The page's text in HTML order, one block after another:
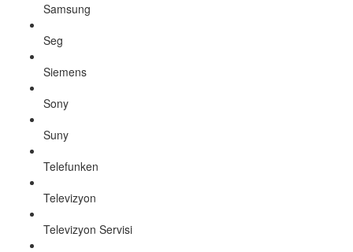
Samsung
Seg
Siemens
Sony
Suny
Telefunken
Televizyon
Televizyon Servisi